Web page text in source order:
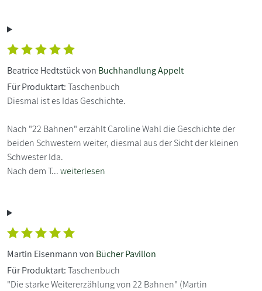
Beatrice Hedtstück von Buchhandlung Appelt
Für Produktart:Taschenbuch
Diesmal ist es Idas Geschichte.
Nach "22 Bahnen" erzählt Caroline Wahl die Geschichte der
beiden Schwestern weiter, diesmal aus der Sicht der kleinen
Schwester Ida.
Nach dem T...weiterlesen
Martin Eisenmann von Bücher Pavillon
Für Produktart:Taschenbuch
"Die starke Weitererzählung von 22 Bahnen" (Martin